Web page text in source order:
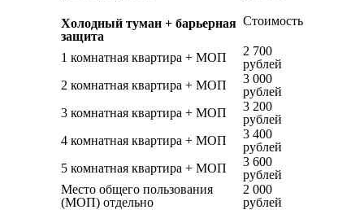
Холодный туман + барьерная
защита
Стоимость
1 комнатная квартира + МОП
2 700
рублей
2 комнатная квартира + МОП
3 000
рублей
3 комнатная квартира + МОП
3 200
рублей
4 комнатная квартира + МОП
3 400
рублей
5 комнатная квартира + МОП
3 600
рублей
Место общего пользования
(МОП) отдельно
2 000
рублей